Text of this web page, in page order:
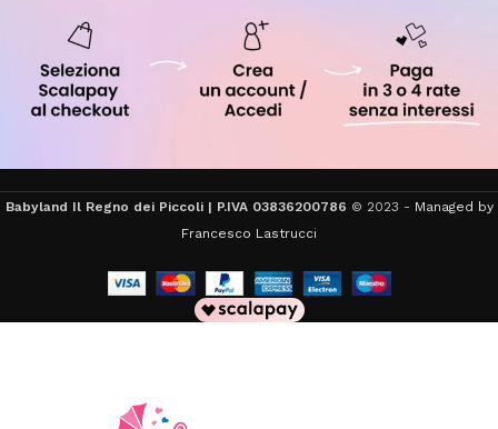
Babyland Il Regno dei Piccoli | P.IVA 03836200786 © 2023 - Managed by
Francesco Lastrucci